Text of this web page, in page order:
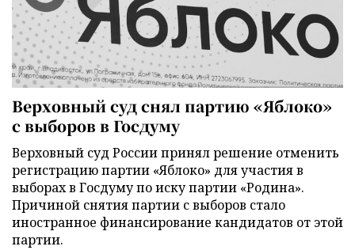
Верховный суд снял партию «Яблоко»
с выборов в Госдуму
Верховный суд России принял решение отменить
регистрацию партии «Яблоко» для участия в
выборах в Госдуму по иску партии «Родина».
Причиной снятия партии с выборов стало
иностранное финансирование кандидатов от этой
партии.